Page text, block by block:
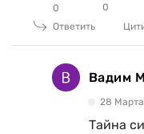
0
0
Ответить
Вадим
28 Марта
Тайна